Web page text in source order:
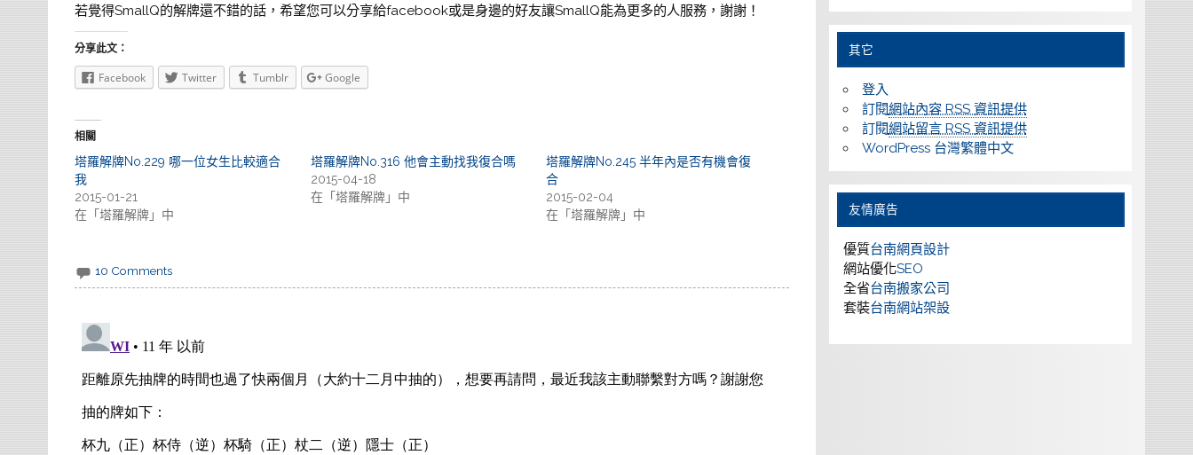
若覺得SmallQ的解牌還不錯的話，希望您可以分享給facebook或是身邊的好友讓SmallQ能為更多的人服務，謝謝！
分享此文：
Facebook Twitter Tumblr Google
相關
塔羅解牌No.229 哪一位女生比較適合
我
2015-01-21
在「塔羅解牌」中
塔羅解牌No.316 他會主動找我復合嗎
2015-04-18
在「塔羅解牌」中
塔羅解牌No.245 半年內是否有機會復
合
2015-02-04
在「塔羅解牌」中
10 Comments
其它
登入
訂閱網站內容 RSS 資訊提供
訂閱網站留言 RSS 資訊提供
WordPress 台灣繁體中文
友情廣告
優質台南網頁設計
網站優化SEO
全省台南搬家公司
套裝台南網站架設